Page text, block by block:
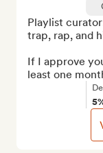
Playlist
trap, rap, and
If I approve
least one